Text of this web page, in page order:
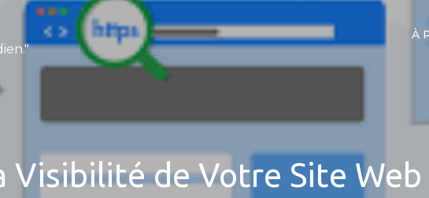
À
Visibilité de Votre Site Web